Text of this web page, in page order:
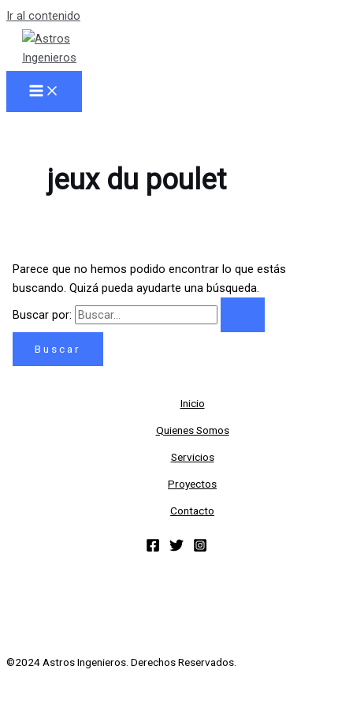
Ir al contenido
jeux du poulet
Parece que no hemos podido encontrar lo que estás
buscando. Quizá pueda ayudarte una búsqueda.
Buscar por:
Inicio
Quienes Somos
Servicios
Proyectos
Contacto
©2024 Astros Ingenieros. Derechos Reservados.